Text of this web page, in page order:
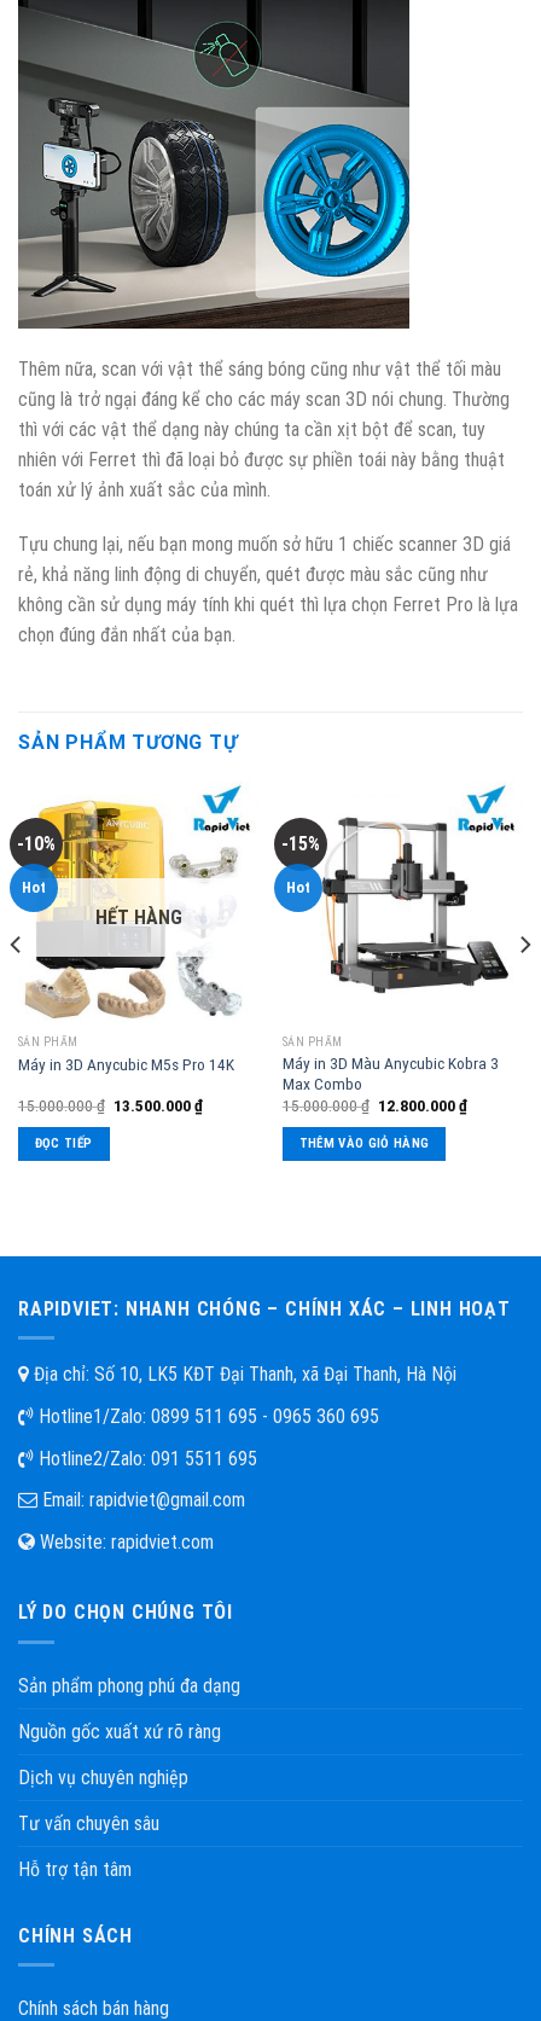
Thêm nữa, scan với vật thể sáng bóng cũng như vật thể tối màu
cũng là trở ngại đáng kể cho các máy scan 3D nói chung. Thường
thì với các vật thể dạng này chúng ta cần xịt bột để scan, tuy
nhiên với Ferret thì đã loại bỏ được sự phiền toái này bằng thuật
toán xử lý ảnh xuất sắc của mình.
Tựu chung lại, nếu bạn mong muốn sở hữu 1 chiếc scanner 3D giá
rẻ, khả năng linh động di chuyển, quét được màu sắc cũng như
không cần sử dụng máy tính khi quét thì lựa chọn Ferret Pro là lựa
chọn đúng đắn nhất của bạn.
SẢN PHẨM TƯƠNG TỰ
-10%
Hot
HẾT HÀNG
SẢN PHẨM
Máy in 3D Anycubic M5s Pro 14K
15.000.000₫ 13.500.000₫
ĐỌC TIẾP
-15%
Hot
SẢN PHẨM
Máy in 3D Màu Anycubic Kobra 3
Max Combo
15.000.000₫ 12.800.000₫
THÊM VÀO GIỎ HÀNG
RAPIDVIET: NHANH CHÓNG – CHÍNH XÁC – LINH HOẠT
Địa chỉ: Số 10, LK5 KĐT Đại Thanh, xã Đại Thanh, Hà Nội
Hotline1/Zalo: 0899 511 695 - 0965 360 695
Hotline2/Zalo: 091 5511 695
Email: rapidviet@gmail.com
Website: rapidviet.com
LÝ DO CHỌN CHÚNG TÔI
Sản phẩm phong phú đa dạng
Nguồn gốc xuất xứ rõ ràng
Dịch vụ chuyên nghiệp
Tư vấn chuyên sâu
Hỗ trợ tận tâm
CHÍNH SÁCH
Chính sách bán hàng